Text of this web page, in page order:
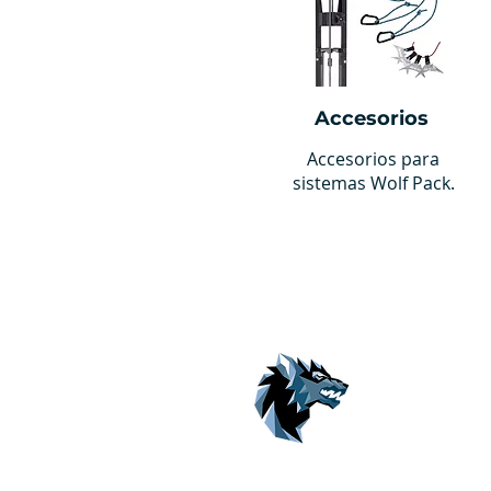
Accesorios
Accesorios para
sistemas Wolf Pack.